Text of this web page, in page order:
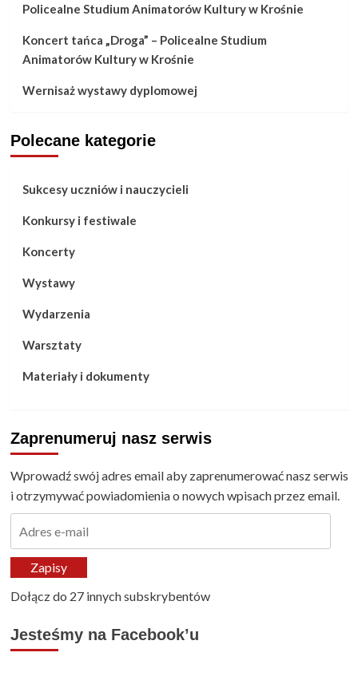
Policealne Studium Animatorów Kultury w Krośnie
Koncert tańca „Droga” – Policealne Studium
Animatorów Kultury w Krośnie
Wernisaż wystawy dyplomowej
Polecane kategorie
Sukcesy uczniów i nauczycieli
Konkursy i festiwale
Koncerty
Wystawy
Wydarzenia
Warsztaty
Materiały i dokumenty
Zaprenumeruj nasz serwis
Wprowadź swój adres email aby zaprenumerować nasz serwis
i otrzymywać powiadomienia o nowych wpisach przez email.
mailZapisy
Dołącz do 27 innych subskrybentów
Jesteśmy na Facebook’u